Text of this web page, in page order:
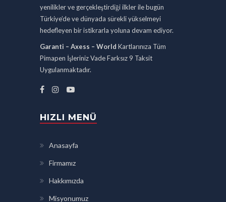
yenilikler ve gerçekleştirdiği ilkler ile bugün
Türkiye’de ve dünyada sürekli yükselmeyi
hedefleyen bir istikrarla yoluna devam ediyor.
Garanti – Axess – World Kartlarınıza Tüm
Pimapen İşleriniz Vade Farksız 9 Taksit
Uygulanmaktadır.
HIZLI MENÜ
Anasayfa
Firmamız
Hakkımızda
Misyonumuz